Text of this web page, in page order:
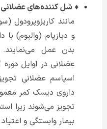
♦ شل کننده‌های عضلانی
مانند کاریزوپرودول
و دیازپام (والیوم)
بدن عمل
عضلانی در اوایل
اسپاسم عضلانی
داروی دیسک کمر
تجویز می‌شوند زیرا
بیمار وابستگی و